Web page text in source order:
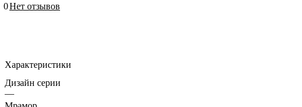
0Нет отзывов
Характеристики
Дизайн серии
—